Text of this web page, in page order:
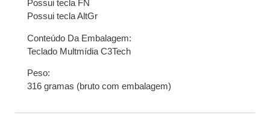
Possui tecla FN
Possui tecla AltGr
Conteúdo Da Embalagem:
Teclado Multmídia C3Tech
Peso:
316 gramas (bruto com embalagem)